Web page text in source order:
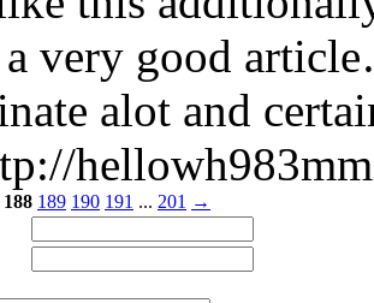
a very good
alot and
188 189 190 191 ... 201 →